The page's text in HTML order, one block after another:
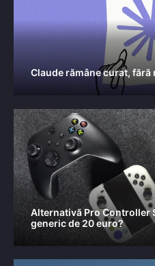
Claude rămâne curat, fără
Alternativă Pro Controller
generic de 20 euro?